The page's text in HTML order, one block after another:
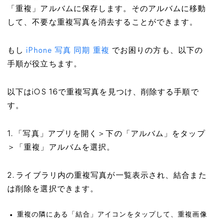
「重複」アルバムに保存します。そのアルバムに移動
して、不要な重複写真を消去することができます。
もしiPhone 写真 同期 重複 でお困りの方も、以下の
手順が役立ちます。
以下はiOS 16で重複写真を見つけ、削除する手順で
す。
1. 「写真」アプリを開く＞下の「アルバム」をタップ
＞「重複」アルバムを選択。
2. ライブラリ内の重複写真が一覧表示され、結合また
は削除を選択できます。
重複の隣にある「結合」アイコンをタップして、重複画像